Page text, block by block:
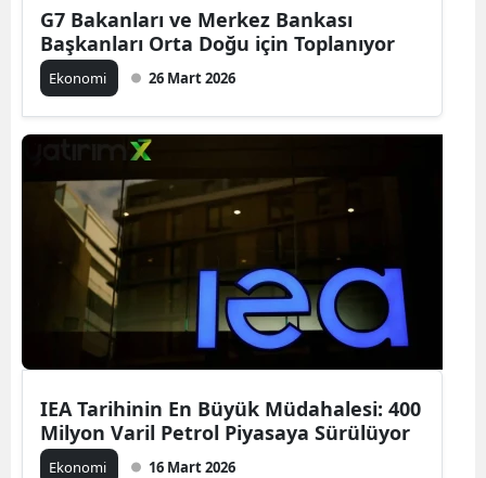
G7 Bakanları ve Merkez Bankası
Başkanları Orta Doğu için Toplanıyor
Ekonomi 26 Mart 2026
IEA Tarihinin En Büyük Müdahalesi: 400
Milyon Varil Petrol Piyasaya Sürülüyor
Ekonomi 16 Mart 2026